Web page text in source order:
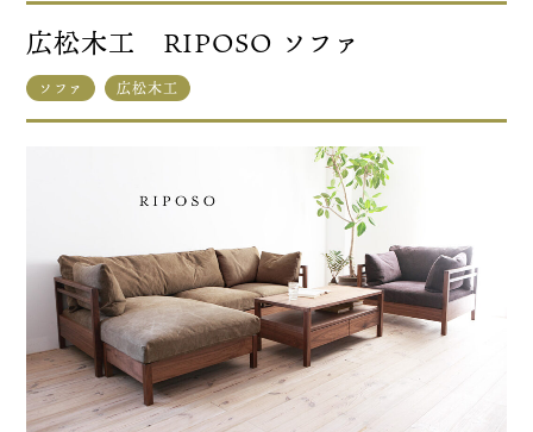
広松木工 RIPOSO ソファ
ソファ 広松木工